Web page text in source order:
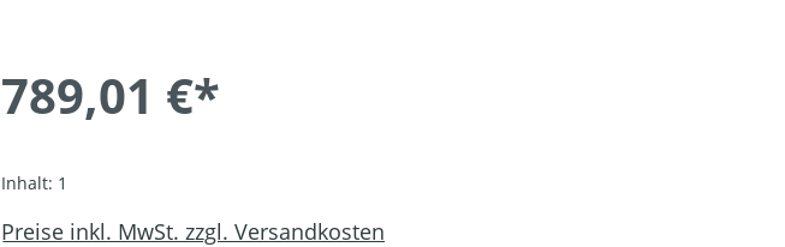
789,01 €*
Inhalt: 1
Preise inkl. MwSt. zzgl. Versandkosten